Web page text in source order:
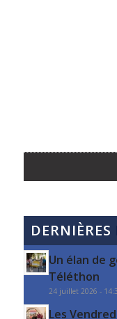
Un élan de
Téléthon
24 juillet 2026 -
Les